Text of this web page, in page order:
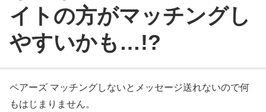
イトの方がマッチングし
やすいかも…!?
ペアーズ マッチングしないとメッセージ送れないので何
もはじまりません。